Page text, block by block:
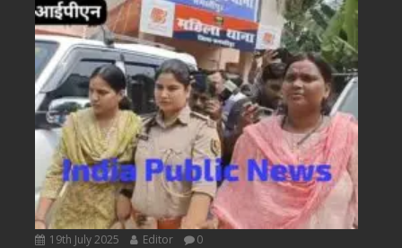
19th July 2025 Editor 0